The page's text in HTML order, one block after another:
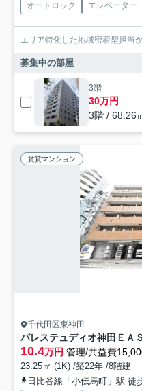
オートロック エレベーター
エリア特化した地域密着型担当
募集中の部屋
3階
30万円
3階 / 68.26
賃貸マンション
千代田区東神田
パレステュディオ神田ＥＡ
10.4万円 管理/共益費
23.25㎡ (1K) /築22年 /8階建
日比谷線「小伝馬町」駅 徒